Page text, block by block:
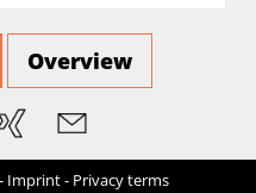
Overview
Imprint- Privacy terms